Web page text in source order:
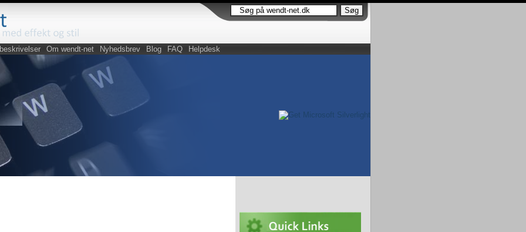
Om wendt-net Nyhedsbrev Blog FAQ Helpdesk